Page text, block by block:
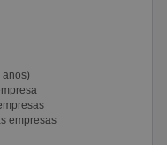
anos)
empresas